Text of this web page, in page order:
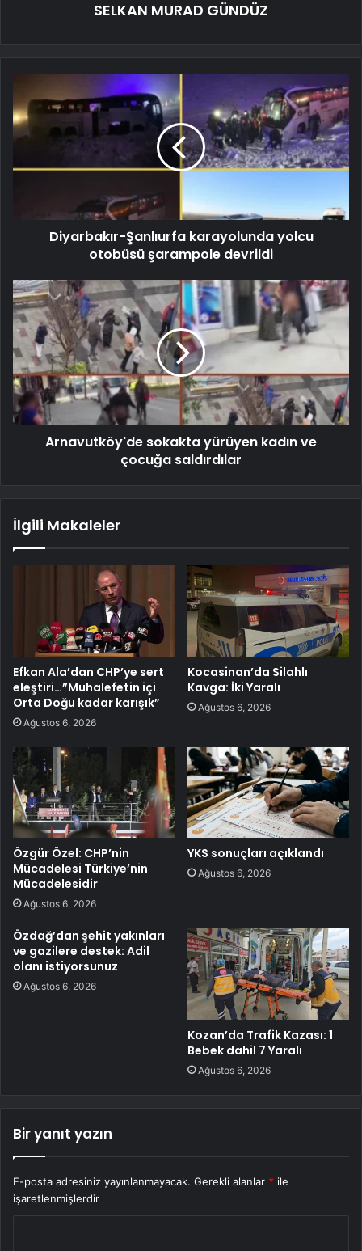
SELKAN MURAD GÜNDÜZ
Diyarbakır-Şanlıurfa karayolunda yolcu
otobüsü şarampole devrildi
Arnavutköy'de sokakta yürüyen kadın ve
çocuğa saldırdılar
İlgili Makaleler
Efkan Ala’dan CHP’ye sert
eleştiri…”Muhalefetin içi
Orta Doğu kadar karışık”
Ağustos 6, 2026
Kocasinan’da Silahlı
Kavga: İki Yaralı
Ağustos 6, 2026
Özgür Özel: CHP’nin
Mücadelesi Türkiye’nin
Mücadelesidir
Ağustos 6, 2026
YKS sonuçları açıklandı
Ağustos 6, 2026
Özdağ’dan şehit yakınları
ve gazilere destek: Adil
olanı istiyorsunuz
Ağustos 6, 2026
Kozan’da Trafik Kazası: 1
Bebek dahil 7 Yaralı
Ağustos 6, 2026
Bir yanıt yazın
E-posta adresiniz yayınlanmayacak. Gerekli alanlar * ile
işaretlenmişlerdir